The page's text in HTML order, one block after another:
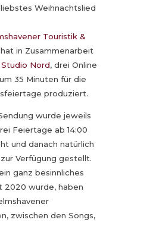
Weihnachtslied
Touristik &
hat in Zusammenarbeit
Nord, drei Online
35 Minuten für die
produziert.
wurde jeweils
Feiertage ab 14:00
und danach natürlich
Verfügung gestellt.
ganz besinnliches
2020 wurde, haben
zwischen den Songs,